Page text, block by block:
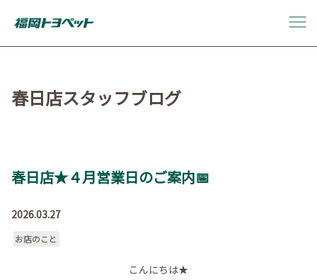
春日店スタッフブログ
春日店★４月営業日のご案内📅
2026.03.27
お店のこと
こんにちは★